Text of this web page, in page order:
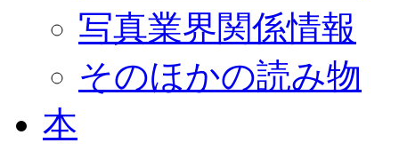
写真業界関係情報
そのほかの読み物
本